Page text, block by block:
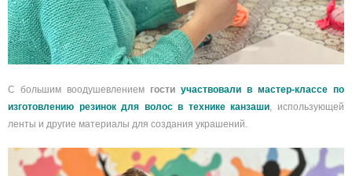
С большим воодушевлением гости участвовали в мастер-классе по
изготовлению резинок для волос в технике канзаши, использующей
ленты и другие материалы для создания украшений.